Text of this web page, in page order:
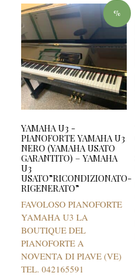
%
YAMAHA U3 -
PIANOFORTE YAMAHA U3
NERO (YAMAHA USATO
GARANTITO) – YAMAHA
U3
USATO”RICONDIZIONATO-
RIGENERATO”
FAVOLOSO PIANOFORTE
YAMAHA U3 LA
BOUTIQUE DEL
PIANOFORTE A
NOVENTA DI PIAVE (VE)
TEL. 042165591